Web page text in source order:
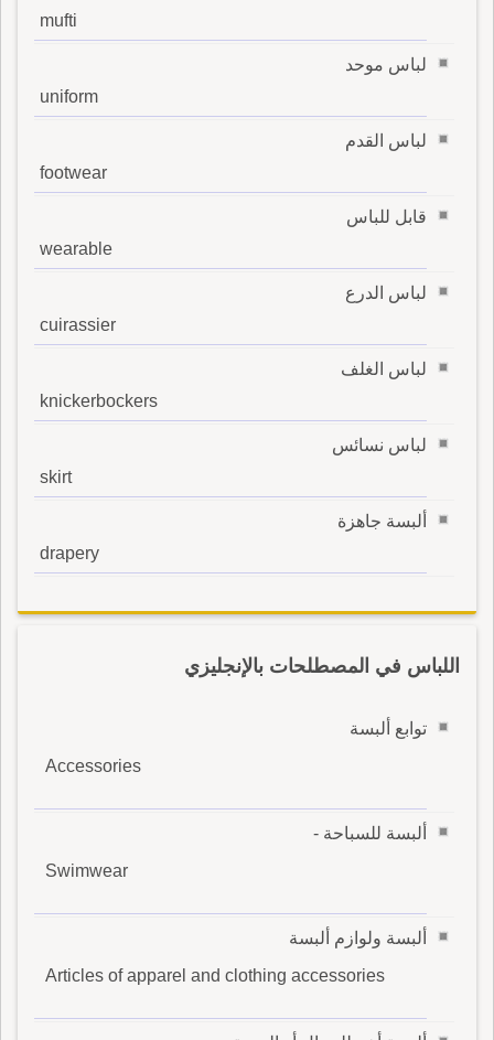
mufti
لباس موحد
uniform
لباس القدم
footwear
قابل للباس
wearable
لباس الدرع
cuirassier
لباس الغلف
knickerbockers
لباس نسائس
skirt
ألبسة جاهزة
drapery
اللباس في المصطلحات بالإنجليزي
توابع ألبسة
Accessories
ألبسة للسباحة -
Swimwear
ألبسة ولوازم ألبسة
Articles of apparel and clothing accessories